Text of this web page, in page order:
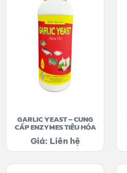
GARLIC YEAST – CUNG
CẤP ENZYMES TIÊU HÓA
Giá: Liên hệ